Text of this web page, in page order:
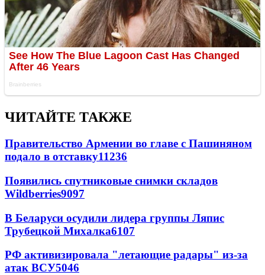
ЧИТАЙТЕ ТАКЖЕ
Правительство Армении во главе с Пашиняном
подало в отставку11236
Появились спутниковые снимки складов
Wildberries9097
В Беларуси осудили лидера группы Ляпис
Трубецкой Михалка6107
РФ активизировала "летающие радары" из-за
атак ВСУ5046